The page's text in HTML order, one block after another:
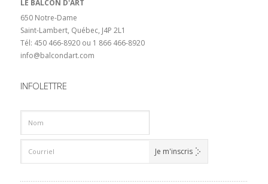
LE BALCON D'ART
650 Notre-Dame
Saint-Lambert, Québec, J4P 2L1
Tél: 450 466-8920 ou 1 866 466-8920
info@balcondart.com
INFOLETTRE